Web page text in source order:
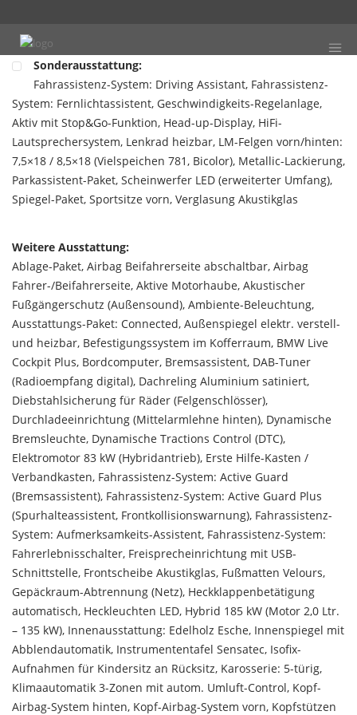
Sonderausstattung:
Fahrassistenz-System: Driving Assistant, Fahrassistenz-
System: Fernlichtassistent, Geschwindigkeits-Regelanlage,
Aktiv mit Stop&Go-Funktion, Head-up-Display, HiFi-
Lautsprechersystem, Lenkrad heizbar, LM-Felgen vorn/hinten:
7,5×18 / 8,5×18 (Vielspeichen 781, Bicolor), Metallic-Lackierung,
Parkassistent-Paket, Scheinwerfer LED (erweiterter Umfang),
Spiegel-Paket, Sportsitze vorn, Verglasung Akustikglas
Weitere Ausstattung:
Ablage-Paket, Airbag Beifahrerseite abschaltbar, Airbag
Fahrer-/Beifahrerseite, Aktive Motorhaube, Akustischer
Fußgängerschutz (Außensound), Ambiente-Beleuchtung,
Ausstattungs-Paket: Connected, Außenspiegel elektr. verstell-
und heizbar, Befestigungssystem im Kofferraum, BMW Live
Cockpit Plus, Bordcomputer, Bremsassistent, DAB-Tuner
(Radioempfang digital), Dachreling Aluminium satiniert,
Diebstahlsicherung für Räder (Felgenschlösser),
Durchladeeinrichtung (Mittelarmlehne hinten), Dynamische
Bremsleuchte, Dynamische Tractions Control (DTC),
Elektromotor 83 kW (Hybridantrieb), Erste Hilfe-Kasten /
Verbandkasten, Fahrassistenz-System: Active Guard
(Bremsassistent), Fahrassistenz-System: Active Guard Plus
(Spurhalteassistent, Frontkollisionswarnung), Fahrassistenz-
System: Aufmerksamkeits-Assistent, Fahrassistenz-System:
Fahrerlebnisschalter, Freisprecheinrichtung mit USB-
Schnittstelle, Frontscheibe Akustikglas, Fußmatten Velours,
Gepäckraum-Abtrennung (Netz), Heckklappenbetätigung
automatisch, Heckleuchten LED, Hybrid 185 kW (Motor 2,0 Ltr.
– 135 kW), Innenausstattung: Edelholz Esche, Innenspiegel mit
Abblendautomatik, Instrumententafel Sensatec, Isofix-
Aufnahmen für Kindersitz an Rücksitz, Karosserie: 5-türig,
Klimaautomatik 3-Zonen mit autom. Umluft-Control, Kopf-
Airbag-System hinten, Kopf-Airbag-System vorn, Kopfstützen